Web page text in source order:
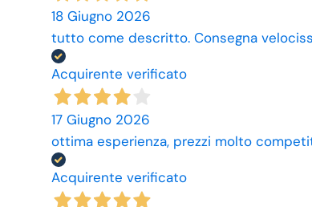
18 Giugno 2026
tutto come descritto. Consegna
Acquirente verificato
17 Giugno 2026
ottima esperienza, prezzi molto
Acquirente verificato